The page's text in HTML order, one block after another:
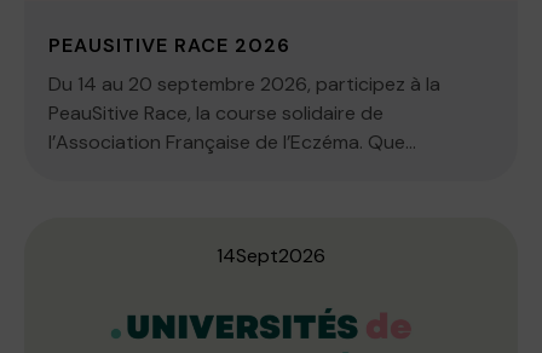
PEAUSITIVE RACE 2026
Du 14 au 20 septembre 2026, participez à la
PeauSitive Race, la course solidaire de
l’Association Française de l’Eczéma. Que...
14Sept2026